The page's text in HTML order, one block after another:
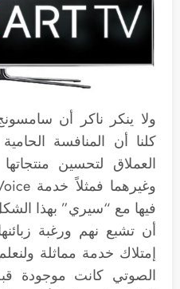
ولا ينكر ناكر أن
كلنا أن المنافسة
العملاق لتحسين
فيها مع “سيري” بهذا
أن تشبع نهم ورغبة
إمتلاك خدمة مماثلة
الصوتي كانت موجودة